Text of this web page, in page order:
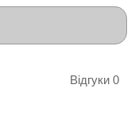
Відгуки 0